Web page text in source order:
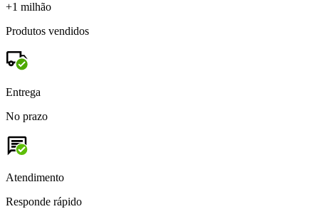
+1 milhão
Produtos vendidos
Entrega
No prazo
Atendimento
Responde rápido